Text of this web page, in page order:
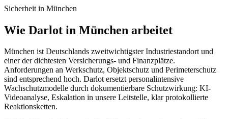
Sicherheit in München
Wie Darlot in München arbeitet
München ist Deutschlands zweitwichtigster Industriestandort und
einer der dichtesten Versicherungs- und Finanzplätze.
Anforderungen an Werkschutz, Objektschutz und Perimeterschutz
sind entsprechend hoch. Darlot ersetzt personalintensive
Wachschutzmodelle durch dokumentierbare Schutzwirkung: KI-
Videoanalyse, Eskalation in unsere Leitstelle, klar protokollierte
Reaktionsketten.